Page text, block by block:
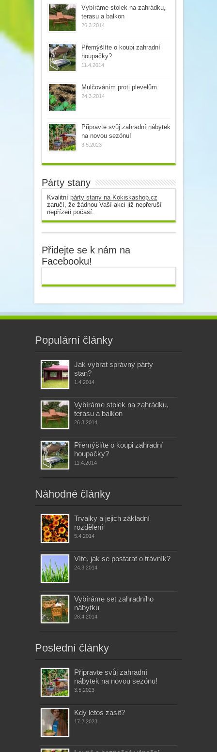
Vybíráme stolek na zahrádku,
terasu a balkon
26.3.2014
Přemýšlíte o koupi zahradní
houpačky?
11.4.2014
Mulčováním proti plevelům
24.3.2014
Připravte svůj zahradní nábytek
na novou sezónu!
3.5.2023
Párty stany
Kvalitní párty stany na Kokiskashop.cz
zaručí, že žádnou Vaší akci již nepřeruší
nepřízeň počasí.
Přidejte se k nám na
Facebooku!
Populární články
Jak vybrat správný párty
stan?
1.4.2014
Vybíráme stolek na zahrádku,
terasu a balkon
26.3.2014
Přemýšlíte o koupi zahradní
houpačky?
11.4.2014
Náhodné články
Trvalky a jejich základní
rozdělení
5.4.2014
Víte, jak se postarat o trávník?
24.3.2014
Vybíráme set zahradního
nábytku
28.4.2014
Poslední články
Připravte svůj zahradní
nábytek na novou sezónu!
3.5.2023
Kdy letos zasít?
17.2.2023